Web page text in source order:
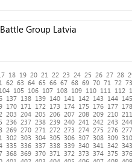
Group Latvia
18 19 20 21 22 23 24 25 26 27 28
62 63 64 65 66 67 68 69 70 71 72 73
104 105 106 107 108 109 110 111 112
137 138 139 140 141 142 143 144 145
170 171 172 173 174 175 176 177 178
203 204 205 206 207 208 209 210 211
236 237 238 239 240 241 242 243 244
269 270 271 272 273 274 275 276 277
302 303 304 305 306 307 308 309 310
335 336 337 338 339 340 341 342 343
368 369 370 371 372 373 374 375 376